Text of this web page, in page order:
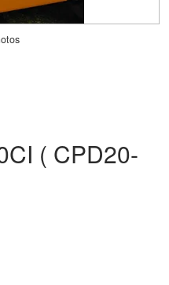
( CPD20-